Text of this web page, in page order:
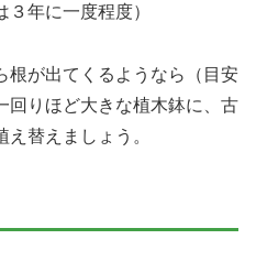
年に一度程度）
根が出てくるようなら（目安
回りほど大きな植木鉢に、古
替えましょう。